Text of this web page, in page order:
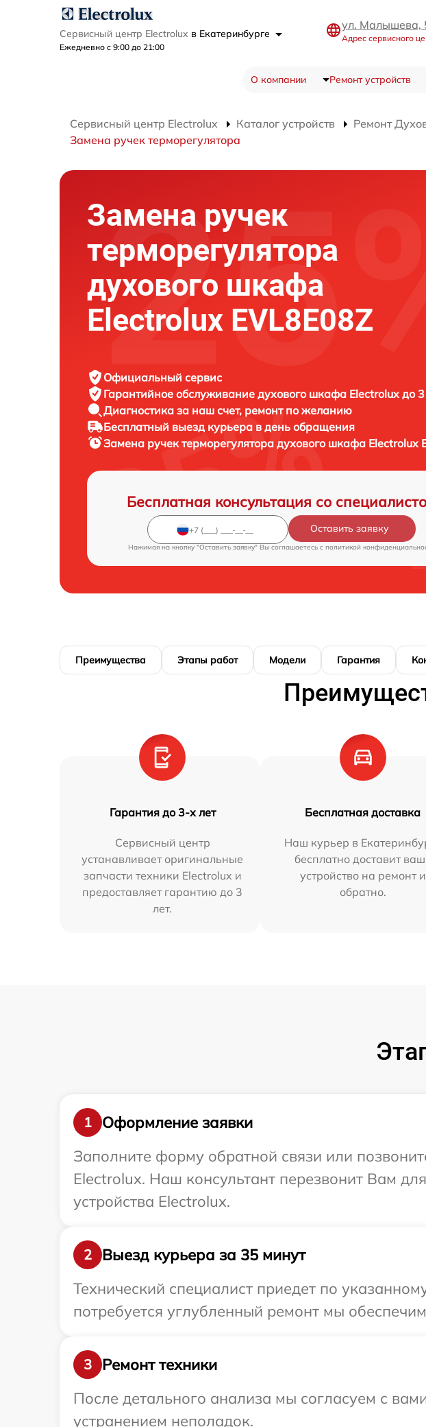
Сервисный центр Electrolux в Екатеринбурге
Ежедневно с 9:00 до 21:00
ул. Малышева,
Адрес сервисного
О компании Ремонт устройств
Сервисный центр Electrolux Каталог устройств Ремонт
Замена ручек терморегулятора
Замена ручек
терморегулятора
духового шкафа
Electrolux EVL8E08Z
Официальный сервис
Гарантийное обслуживание духового шкафа Electrolux до 3
Диагностика за наш счет, ремонт по желанию
Бесплатный выезд курьера в день обращения
Замена ручек терморегулятора духового шкафа Electrolux
Бесплатная консультация со
Оставить заявку
Нажимая на кнопку "Оставить заявку" Вы соглашаетесь c политикой
Преимущества Этапы работ Модели Гарантия
Гарантия до 3-х лет
Сервисный центр
устанавливает оригинальные
запчасти техники Electrolux и
предоставляет гарантию до 3
лет.
Бесплатная доставка
Наш курьер в
бесплатно доставит
устройство на ремонт и
обратно.
1
Оформление заявки
Заполните форму обратной связи или
Electrolux. Наш консультант перезвонит Вам
устройства Electrolux.
2
Выезд курьера за 35 минут
Технический специалист приедет по
потребуется углубленный ремонт мы
3
Ремонт техники
После детального анализа мы согласуем с
устранением неполадок.